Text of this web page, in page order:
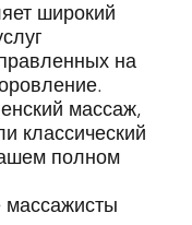
широкий
на
массаж,
классический
полном